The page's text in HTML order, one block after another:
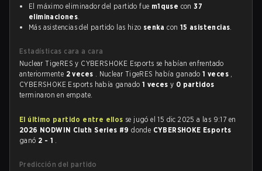
El máximo eliminador del partido fue m1quse con37
eliminaciones.
Más asistencias del partido las hizo senka con 15 asistencias.
Estadísticas cara a cara
Nuclear TigeRES y CYBERSHOKE Esports se habían enfrentado
anteriormente 2 veces . Nuclear TigeRES había ganado1 veces ,
CYBERSHOKE Esports había ganado 1 vecesy 0 partidos
terminaron en empate.
El último partido entre ellos se jugó el 15 dic 2025 a las 9:17 en
2026 NODWIN Cluth Series #9donde CYBERSHOKE Esports
ganó 2 - 1 .
Predicción del partido